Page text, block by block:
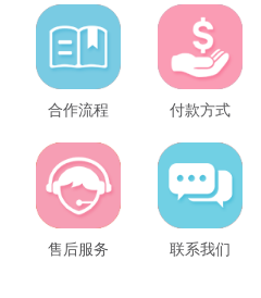
合作流程 付款方式
售后服务 联系我们